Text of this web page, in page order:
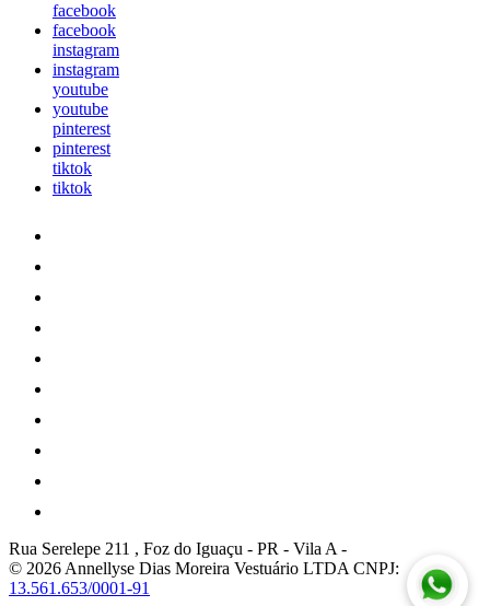
facebook
facebook
instagram
instagram
youtube
youtube
pinterest
pinterest
tiktok
tiktok
Rua Serelepe 211 , Foz do Iguaçu - PR - Vila A -
© 2026 Annellyse Dias Moreira Vestuário LTDA CNPJ:
13.561.653/0001-91